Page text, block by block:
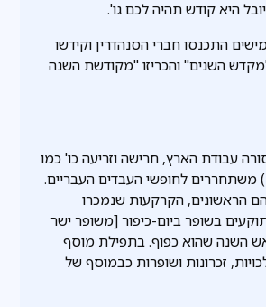
היא קודש תהיה לכם גו'.
התכנסו חברי הסנהדרין וקידשו
השנים" והכריזו "מקודשת השנה
עבודת הארץ, חרישה וזריעה כו' כמו
בשנת השמיטה. 2) משתחררים לחופשי העבדים העבריים.
הראשונים, הקרקעות שנמכרו
ישראל. 4) תוקעים בשופר ביום-כיפור [משופר ישר
השנה שהוא כפוף. בתפילת מוסף
זכרונות ושופרות כבמוסף של